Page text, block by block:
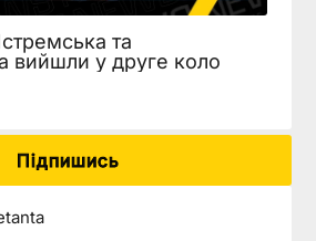
та
вийшли у друге коло
Підпишись